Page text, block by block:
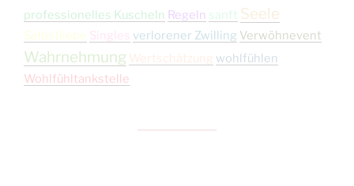
professionelles Kuscheln Regeln sanft Seele
Selbstliebe Singles verlorener Zwilling Verwöhnevent
Wahrnehmung Wertschätzung wohlfühlen
Wohlfühltankstelle